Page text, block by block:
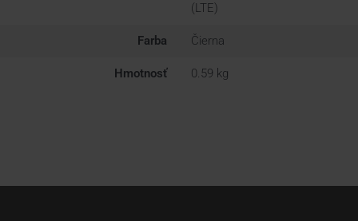
(LTE)
Farba Čierna
Hmotnosť 0.59 kg